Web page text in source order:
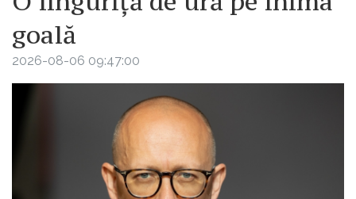
goală
2026-08-06 09:47:00